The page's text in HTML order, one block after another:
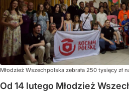
Młodzież Wszechpolska zebrała 250 tysięcy zł
Od 14 lutego Młodzież